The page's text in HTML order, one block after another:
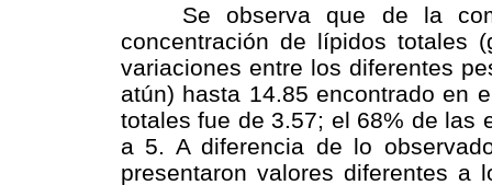
Se observa que de la
concentración de lípidos totales
variaciones entre los diferentes
atún) hasta 14.85 encontrado en
totales fue de 3.57; el 68% de las
a 5. A diferencia de lo
presentaron valores diferentes a